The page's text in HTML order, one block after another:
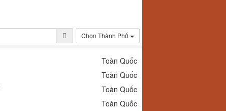
Chọn Thành Phố
Toàn Quốc
Toàn Quốc
Toàn Quốc
Toàn Quốc